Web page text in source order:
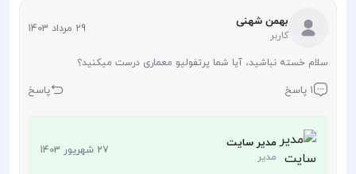
بهمن شهنی
کاربر 29 مرداد 1403
سلام خسته نباشید، آیا شما پرتفولیو معماری درست میکنید؟
1 پاسخ پاسخ
مدیر سایت
مدیر 27 شهریور 1403